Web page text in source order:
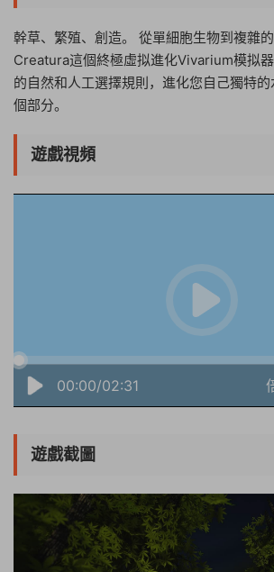
幹草、繁殖、創造。 從單細胞生物到複雜
Creatura這個終極虛拟進化Vivarium模拟
的自然和人工選擇規則，進化您自己獨特
個部分。
遊戲視頻
00:00/02:31
遊戲截圖